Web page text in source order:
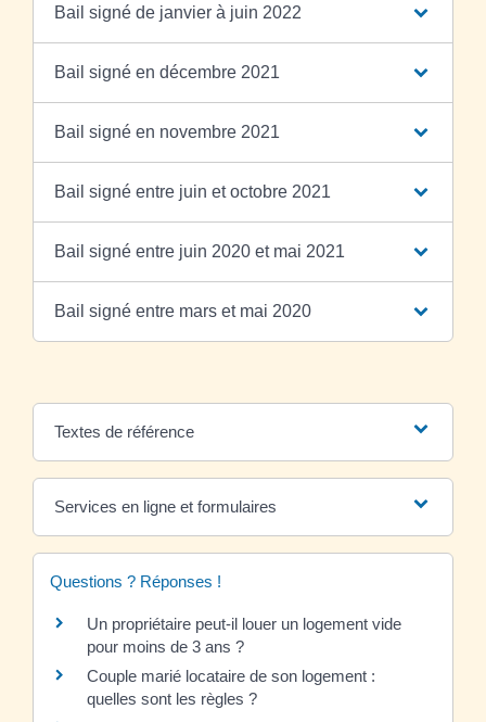
Bail signé de janvier à juin 2022
Bail signé en décembre 2021
Bail signé en novembre 2021
Bail signé entre juin et octobre 2021
Bail signé entre juin 2020 et mai 2021
Bail signé entre mars et mai 2020
Textes de référence
Services en ligne et formulaires
Questions ? Réponses !
Un propriétaire peut-il louer un logement vide
pour moins de 3 ans ?
Couple marié locataire de son logement :
quelles sont les règles ?